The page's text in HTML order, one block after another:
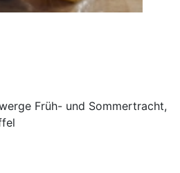
Früh- und Sommertracht,